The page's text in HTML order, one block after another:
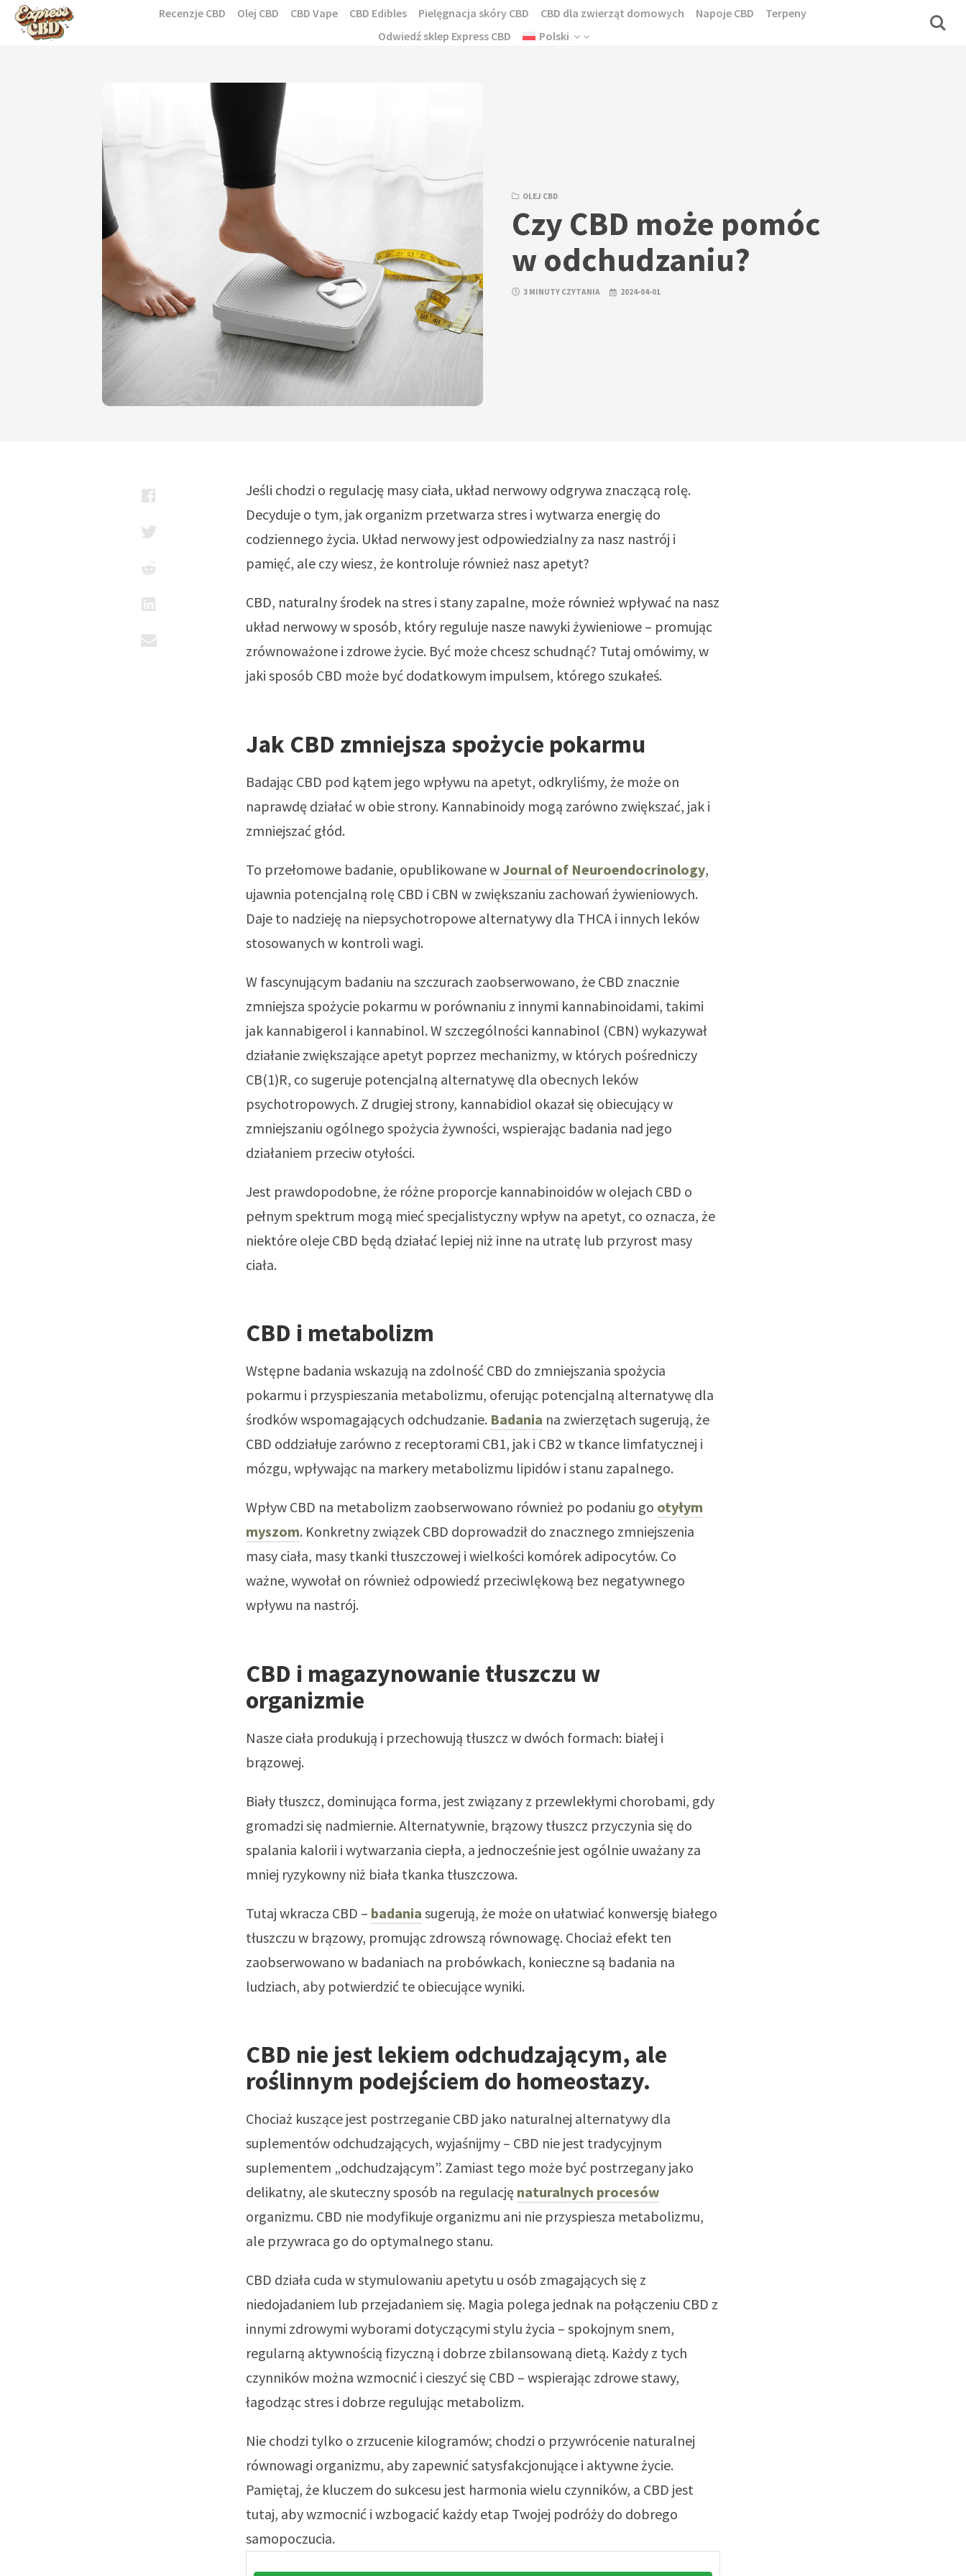
Skip
Recenzje CBD Olej CBD CBD Vape CBD Edibles Pielęgnacja skóry CBD CBD dla zwierząt domowych Napoje CBD
Terpeny
Odwiedź sklep Express CBD
Polski
OLEJ CBD
Czy CBD może pomóc
w odchudzaniu?
3 MINUTY CZYTANIA 2024-04-01
Jeśli chodzi o regulację masy ciała, układ nerwowy odgrywa znaczącą rolę.
Decyduje o tym, jak organizm przetwarza stres i wytwarza energię do
codziennego życia. Układ nerwowy jest odpowiedzialny za nasz nastrój i
pamięć, ale czy wiesz, że kontroluje również nasz apetyt?
CBD, naturalny środek na stres i stany zapalne, może również wpływać na nasz
układ nerwowy w sposób, który reguluje nasze nawyki żywieniowe – promując
zrównoważone i zdrowe życie. Być może chcesz schudnąć? Tutaj omówimy, w
jaki sposób CBD może być dodatkowym impulsem, którego szukałeś.
Jak CBD zmniejsza spożycie pokarmu
Badając CBD pod kątem jego wpływu na apetyt, odkryliśmy, że może on
naprawdę działać w obie strony. Kannabinoidy mogą zarówno zwiększać, jak i
zmniejszać głód.
To przełomowe badanie, opublikowane wJournal of Neuroendocrinology,
ujawnia potencjalną rolę CBD i CBN w zwiększaniu zachowań żywieniowych.
Daje to nadzieję na niepsychotropowe alternatywy dla THCA i innych leków
stosowanych w kontroli wagi.
W fascynującym badaniu na szczurach zaobserwowano, że CBD znacznie
zmniejsza spożycie pokarmu w porównaniu z innymi kannabinoidami, takimi
jak kannabigerol i kannabinol. W szczególności kannabinol (CBN) wykazywał
działanie zwiększające apetyt poprzez mechanizmy, w których pośredniczy
CB(1)R, co sugeruje potencjalną alternatywę dla obecnych leków
psychotropowych. Z drugiej strony, kannabidiol okazał się obiecujący w
zmniejszaniu ogólnego spożycia żywności, wspierając badania nad jego
działaniem przeciw otyłości.
Jest prawdopodobne, że różne proporcje kannabinoidów w olejach CBD o
pełnym spektrum mogą mieć specjalistyczny wpływ na apetyt, co oznacza, że
niektóre oleje CBD będą działać lepiej niż inne na utratę lub przyrost masy
ciała.
CBD i metabolizm
Wstępne badania wskazują na zdolność CBD do zmniejszania spożycia
pokarmu i przyspieszania metabolizmu, oferując potencjalną alternatywę dla
środków wspomagających odchudzanie. Badania na zwierzętach sugerują, że
CBD oddziałuje zarówno z receptorami CB1, jak i CB2 w tkance limfatycznej i
mózgu, wpływając na markery metabolizmu lipidów i stanu zapalnego.
Wpływ CBD na metabolizm zaobserwowano również po podaniu go otyłym
myszom. Konkretny związek CBD doprowadził do znacznego zmniejszenia
masy ciała, masy tkanki tłuszczowej i wielkości komórek adipocytów. Co
ważne, wywołał on również odpowiedź przeciwlękową bez negatywnego
wpływu na nastrój.
CBD i magazynowanie tłuszczu w
organizmie
Nasze ciała produkują i przechowują tłuszcz w dwóch formach: białej i
brązowej.
Biały tłuszcz, dominująca forma, jest związany z przewlekłymi chorobami, gdy
gromadzi się nadmiernie. Alternatywnie, brązowy tłuszcz przyczynia się do
spalania kalorii i wytwarzania ciepła, a jednocześnie jest ogólnie uważany za
mniej ryzykowny niż biała tkanka tłuszczowa.
Tutaj wkracza CBD – badania sugerują, że może on ułatwiać konwersję białego
tłuszczu w brązowy, promując zdrowszą równowagę. Chociaż efekt ten
zaobserwowano w badaniach na probówkach, konieczne są badania na
ludziach, aby potwierdzić te obiecujące wyniki.
CBD nie jest lekiem odchudzającym, ale
roślinnym podejściem do homeostazy.
Chociaż kuszące jest postrzeganie CBD jako naturalnej alternatywy dla
suplementów odchudzających, wyjaśnijmy – CBD nie jest tradycyjnym
suplementem „odchudzającym”. Zamiast tego może być postrzegany jako
delikatny, ale skuteczny sposób na regulację naturalnych procesów
organizmu. CBD nie modyfikuje organizmu ani nie przyspiesza metabolizmu,
ale przywraca go do optymalnego stanu.
CBD działa cuda w stymulowaniu apetytu u osób zmagających się z
niedojadaniem lub przejadaniem się. Magia polega jednak na połączeniu CBD z
innymi zdrowymi wyborami dotyczącymi stylu życia – spokojnym snem,
regularną aktywnością fizyczną i dobrze zbilansowaną dietą. Każdy z tych
czynników można wzmocnić i cieszyć się CBD – wspierając zdrowe stawy,
łagodząc stres i dobrze regulując metabolizm.
Nie chodzi tylko o zrzucenie kilogramów; chodzi o przywrócenie naturalnej
równowagi organizmu, aby zapewnić satysfakcjonujące i aktywne życie.
Pamiętaj, że kluczem do sukcesu jest harmonia wielu czynników, a CBD jest
tutaj, aby wzmocnić i wzbogacić każdy etap Twojej podróży do dobrego
samopoczucia.